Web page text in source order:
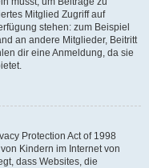
Mitglied Zugriff auf
stehen: zum Beispiel
an andere Mitglieder, Beitritt
dir eine Anmeldung, da sie
Protection Act of 1998
Kindern im Internet von
dass Websites, die